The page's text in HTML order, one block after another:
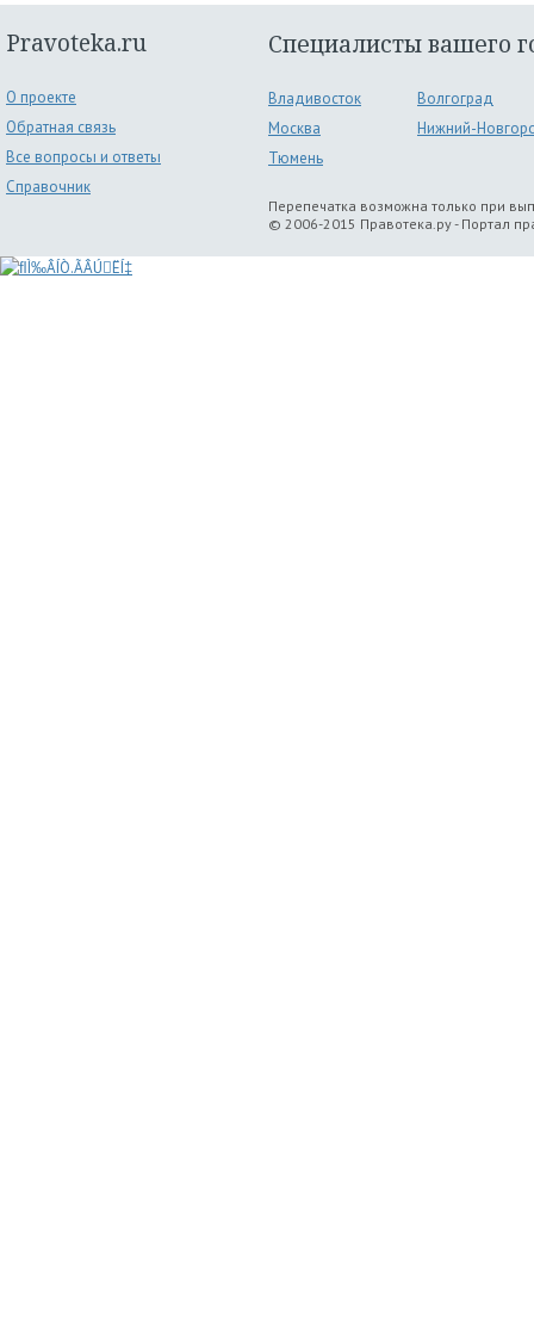
Pravoteka.ru
О проекте
Обратная связь
Все вопросы и ответы
Справочник
Специалисты вашего
Владивосток
Волгоград
Москва
Нижний-
Тюмень
Перепечатка возможна только при
© 2006-2015 Правотека.ру - Портал